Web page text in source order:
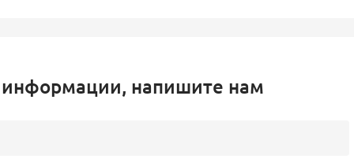
напишите нам